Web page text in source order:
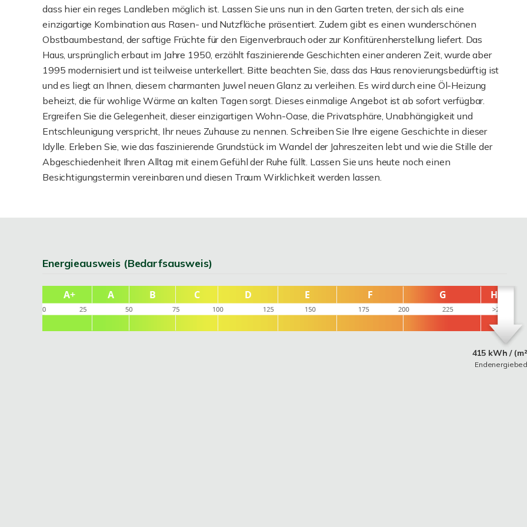
dass hier ein reges Landleben möglich ist. Lassen Sie uns nun in den Garten treten, der sich als eine
einzigartige Kombination aus Rasen- und Nutzfläche präsentiert. Zudem gibt es einen wunderschönen
Obstbaumbestand, der saftige Früchte für den Eigenverbrauch oder zur Konfitürenherstellung liefert. Das
Haus, ursprünglich erbaut im Jahre 1950, erzählt faszinierende Geschichten einer anderen Zeit, wurde aber
1995 modernisiert und ist teilweise unterkellert. Bitte beachten Sie, dass das Haus renovierungsbedürftig ist
und es liegt an Ihnen, diesem charmanten Juwel neuen Glanz zu verleihen. Es wird durch eine Öl-Heizung
beheizt, die für wohlige Wärme an kalten Tagen sorgt. Dieses einmalige Angebot ist ab sofort verfügbar.
Ergreifen Sie die Gelegenheit, dieser einzigartigen Wohn-Oase, die Privatsphäre, Unabhängigkeit und
Entschleunigung verspricht, Ihr neues Zuhause zu nennen. Schreiben Sie Ihre eigene Geschichte in dieser
Idylle. Erleben Sie, wie das faszinierende Grundstück im Wandel der Jahreszeiten lebt und wie die Stille der
Abgeschiedenheit Ihren Alltag mit einem Gefühl der Ruhe füllt. Lassen Sie uns heute noch einen
Besichtigungstermin vereinbaren und diesen Traum Wirklichkeit werden lassen.
Energieausweis (Bedarfsausweis)
415 kWh /